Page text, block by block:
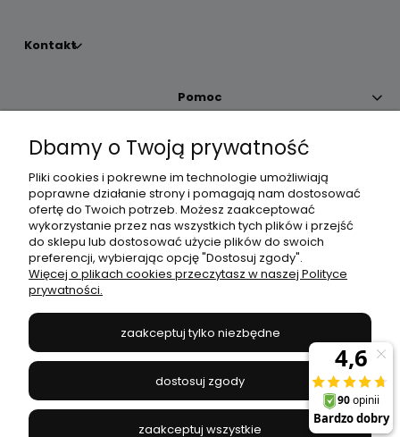
Kontakt
Pomoc
Moje konto
Płatności i dostawa
Informacje
JANEX
669-050-03-43
504 545 749//E-mail:sklep@janexmarket.pl
Dbamy o Twoją prywatność
Pliki cookies i pokrewne im technologie umożliwiają
poprawne działanie strony i pomagają nam dostosować
ofertę do Twoich potrzeb. Możesz zaakceptować
wykorzystanie przez nas wszystkich tych plików i przejść
do sklepu lub dostosować użycie plików do swoich
preferencji, wybierając opcję "Dostosuj zgody".
Więcej o plikach cookies przeczytasz w naszej Polityce
prywatności.
zaakceptuj tylko niezbędne
dostosuj zgody
zaakceptuj wszystkie